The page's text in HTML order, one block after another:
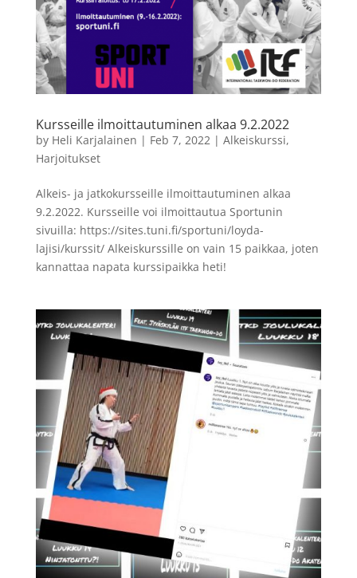
Kursseille ilmoittautuminen alkaa 9.2.2022
by Heli Karjalainen | Feb 7, 2022| Alkeiskurssi,
Harjoitukset
Alkeis- ja jatkokursseille ilmoittautuminen alkaa
9.2.2022. Kursseille voi ilmoittautua Sportunin
sivuilla: https://sites.tuni.fi/sportuni/loyda-
lajisi/kurssit/ Alkeiskurssille on vain 15 paikkaa, joten
kannattaa napata kurssipaikka heti!